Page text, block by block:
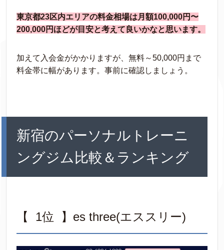
東京都23区内エリアの料金相場は月額100,000円〜
200,000円ほどが目安と考えて良いかなと思います。
加えて入会金がかかりますが、無料～50,000円まで
料金帯に幅があります。事前に確認しましょう。
新宿のパーソナルトレーニ
ングジム比較＆ランキング
【 1位 】es three(エススリー)